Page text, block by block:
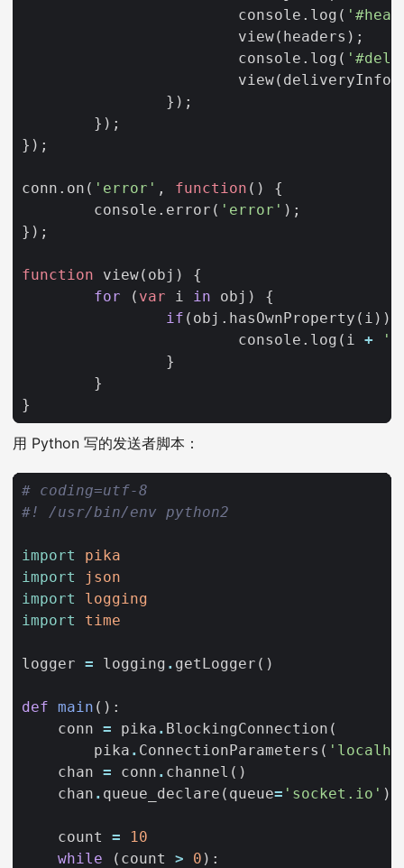
console . log (
view( headers );
console . log (
view( deliveryInfo
});
});
});
conn . on ( 'error' , function ()
{
console . error ( 'error' );
});
function view( obj )
{
for
( var i in obj )
{
if ( obj . hasOwnProperty ( i ))
console . log ( i +
}
}
}
用 Python 写的发送者脚本：
# coding=utf-8
#! /usr/bin/env python2
import
pika
import
json
import
logging
import
time
logger = logging . getLogger ()
def main ():
conn = pika . BlockingConnection (
pika . ConnectionParameters (
chan = conn . channel ()
chan . queue_declare ( queue= 'socket.io' )
count =
10
while
( count > 0 ):